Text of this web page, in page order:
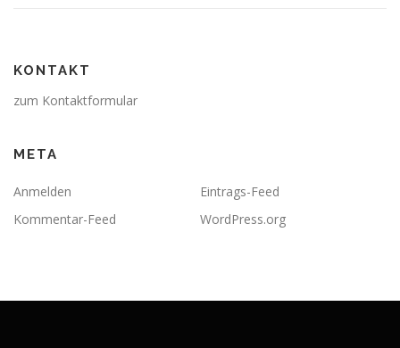
KONTAKT
zum Kontaktformular
META
Anmelden
Eintrags-Feed
Kommentar-Feed
WordPress.org